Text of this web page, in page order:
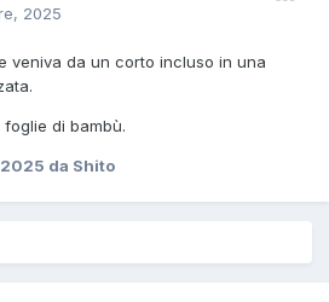
2025
veniva da un corto incluso in una
di bambù.
2025 da Shito